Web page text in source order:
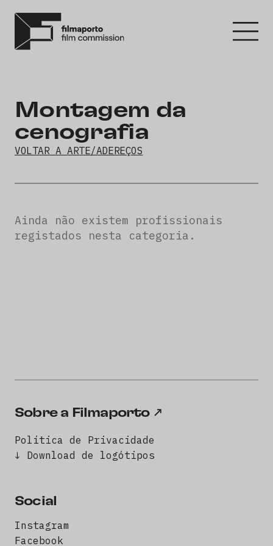
Montagem da
cenografia
VOLTAR A ARTE/ADEREÇOS
Ainda não existem profissionais
registados nesta categoria.
Sobre a Filmaporto
Política de Privacidade
↓ Download de logótipos
Social
Instagram
Facebook